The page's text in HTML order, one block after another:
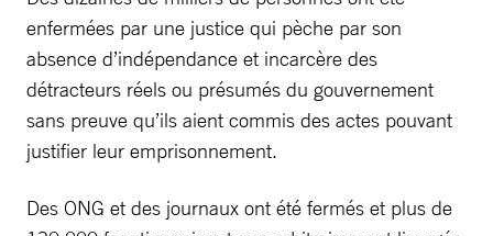
enfermées par une justice qui pèche par son
absence d’indépendance et incarcère des
détracteurs réels ou présumés du gouvernement
sans preuve qu’ils aient commis des actes pouvant
justifier leur emprisonnement.
Des ONG et des journaux ont été fermés et plus de